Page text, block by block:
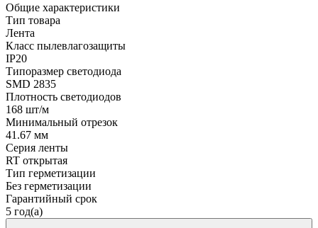
Общие характеристики
Тип товара
Лента
Класс пылевлагозащиты
IP20
Типоразмер светодиода
SMD 2835
Плотность светодиодов
168 шт/м
Минимальный отрезок
41.67 мм
Серия ленты
RT открытая
Тип герметизации
Без герметизации
Гарантийный срок
5 год(а)